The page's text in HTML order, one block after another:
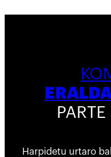
Harpidetu urtaro